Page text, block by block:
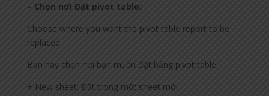
– Chọn nơi Đặt pivot table:
Choose where you want the pivot table report to be
replaced
Bạn hãy chọn nơi bạn muốn đặt bảng pivot table.
+ New sheet: Đặt trong một sheet mới